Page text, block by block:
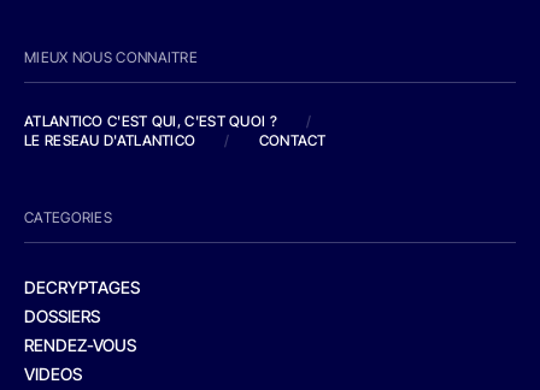
MIEUX NOUS CONNAITRE
ATLANTICO C'EST QUI, C'EST QUOI ?
/
LE RESEAU D'ATLANTICO
/ CONTACT
CATEGORIES
DECRYPTAGES
DOSSIERS
RENDEZ-VOUS
VIDEOS